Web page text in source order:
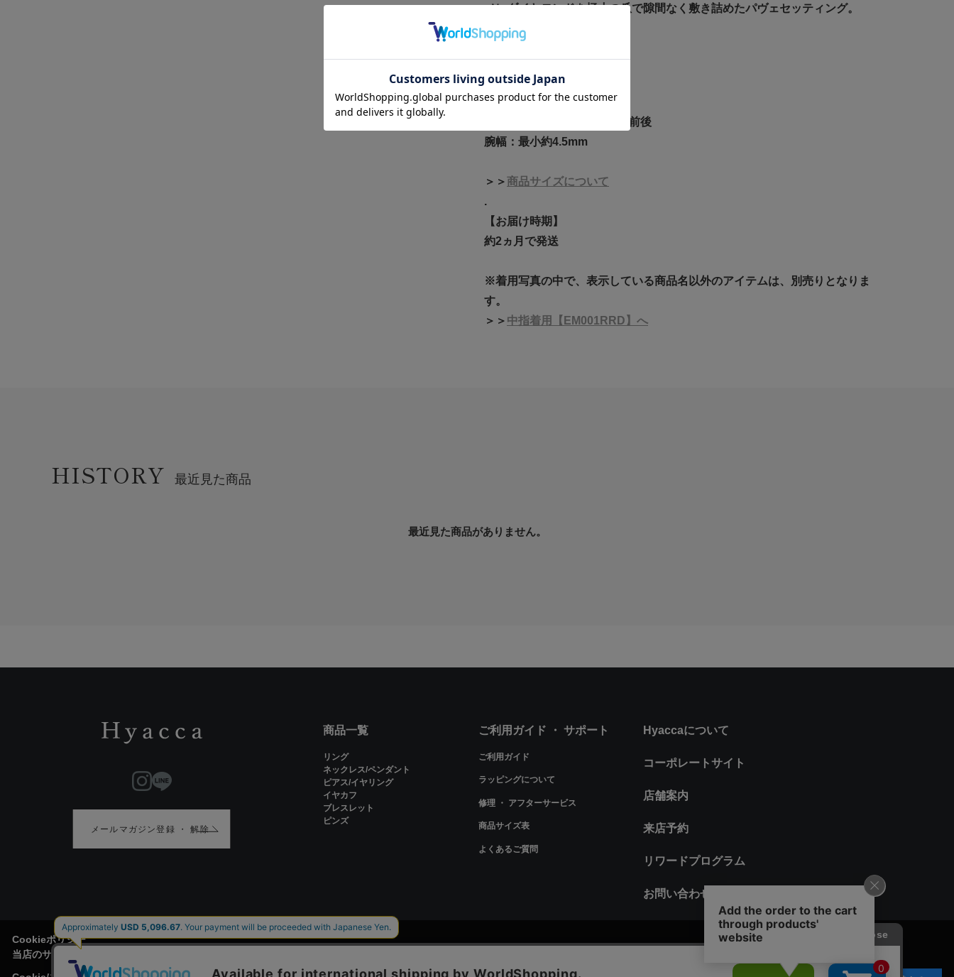
メレダイヤモンドを極小の爪で隙間なく敷き詰めたパヴェセッティング。
【商品情報】
素材:K18PG/ダイヤモンド
鑑別書：DGL
本体サイズ(縦幅)：約4.5mm前後
腕幅：最小約4.5mm
＞＞商品サイズについて
.
【お届け時期】
約2ヵ月で発送
※着用写真の中で、表示している商品名以外のアイテムは、別売りとなりま
す。
＞＞ 中指着用【EM001RRD】へ
HISTORY
最近見た商品がありません。
メールマガジン登録 ・ 解除
商品一覧
リング
ネックレス/ペンダント
ピアス/イヤリング
イヤカフ
ブレスレット
ピンズ
ご利用ガイド ・ サポート
ご利用ガイド
ラッピングについて
修理 ・ アフターサービス
商品サイズ表
よくあるご質問
Hyaccaについて
コーポレートサイト
店舗案内
来店予約
リワードプログラム
お問い合わせ
Cookieポリシー
当店のサイトには、お客様がより便利にご利用頂けるように、Cookieを使用しているページがございます。